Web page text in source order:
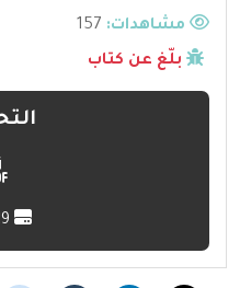
مشاهدات:
بلّغ عن كتاب